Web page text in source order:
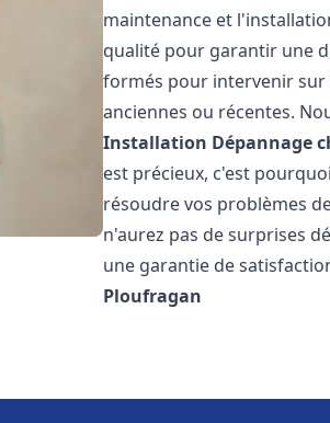
maintenance et
qualité pour garantir une
formés pour intervenir sur
anciennes ou récentes.
Installation Dépannage
est précieux, c'est
résoudre vos problèmes
n'aurez pas de surprises
une garantie de
Ploufragan